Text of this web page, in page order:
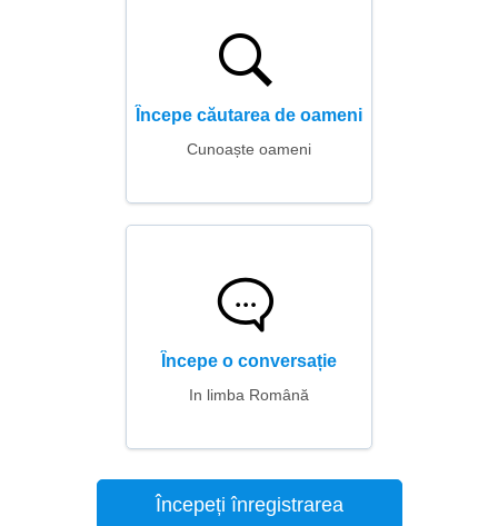
Începe căutarea de oameni
Cunoaște oameni
Începe o conversație
In limba Română
Începeți înregistrarea